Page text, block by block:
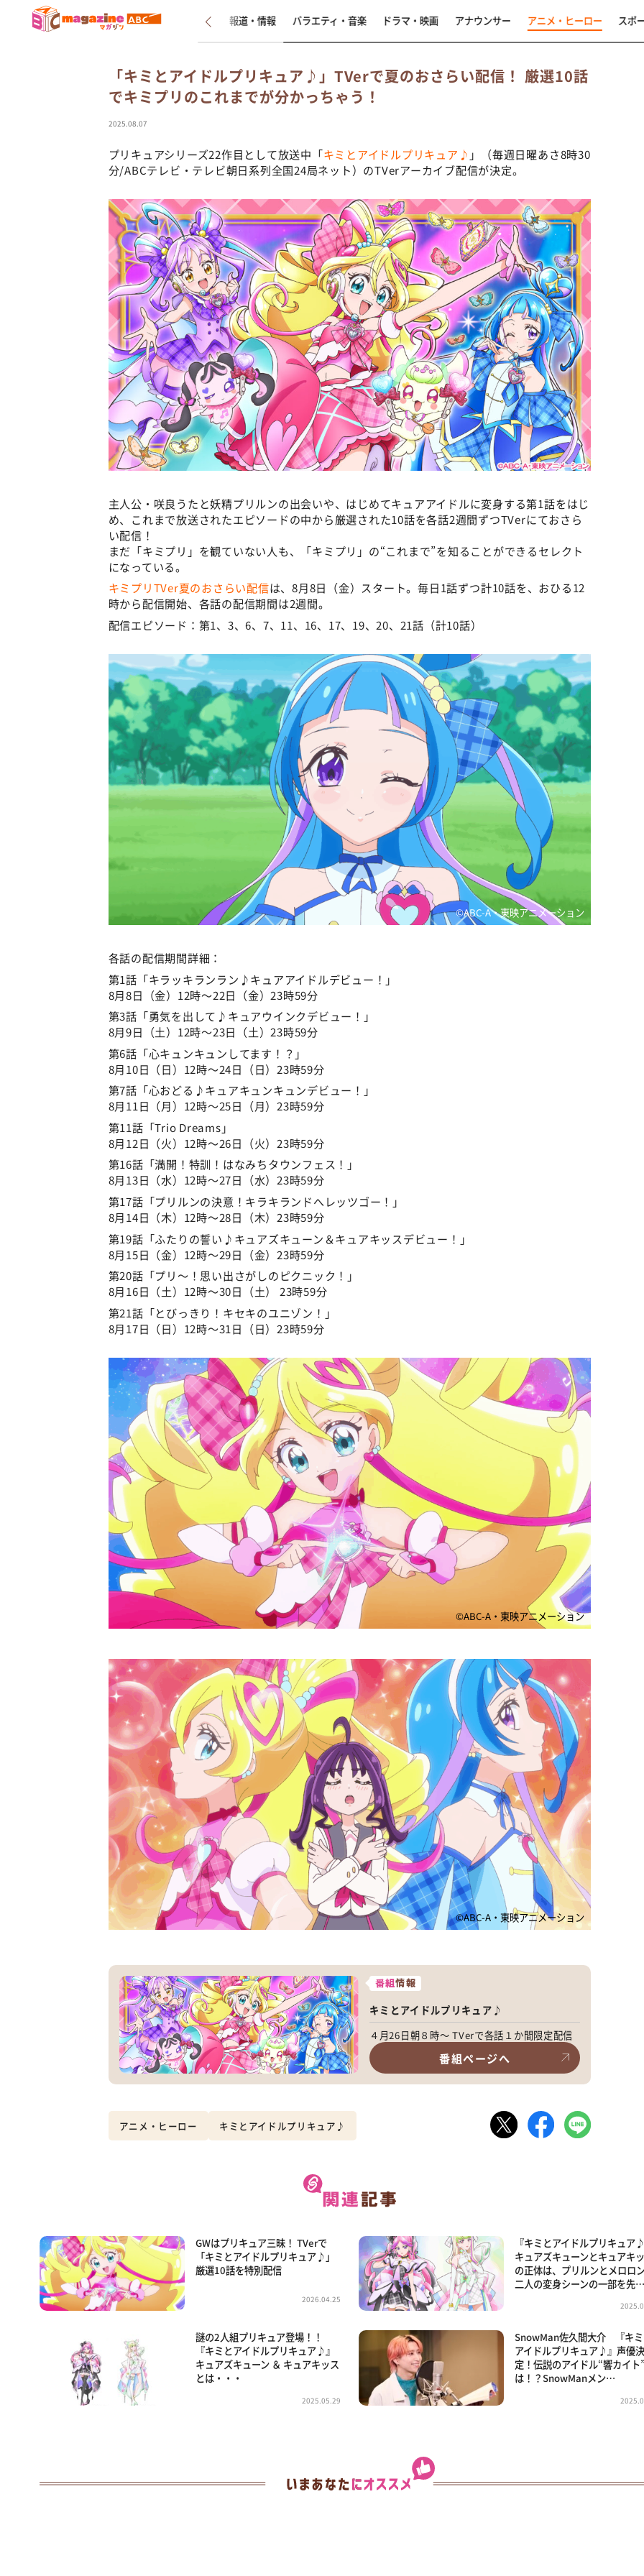
新着 インタビュー 報道・情報 バラエティ・音楽 ドラマ・映画 アナウンサー アニメ・ヒーロー スポ
「キミとアイドルプリキュア♪」TVerで夏のおさらい配信！ 厳選10話
でキミプリのこれまでが分かっちゃう！
2025.08.07
プリキュアシリーズ22作目として放送中「キミとアイドルプリキュア♪ 」（毎週日曜あさ8時30
分/ABCテレビ・テレビ朝日系列全国24局ネット）のTVerアーカイブ配信が決定。
主人公・咲良うたと妖精プリルンの出会いや、はじめてキュアアイドルに変身する第1話をはじ
め、これまで放送されたエピソードの中から厳選された10話を各話2週間ずつTVerにておさら
い配信！
まだ「キミプリ」を観ていない人も、「キミプリ」の“これまで”を知ることができるセレクト
になっている。
キミプリTVer夏のおさらい配信は、8月8日（金）スタート。毎日1話ずつ計10話を、おひる12
時から配信開始、各話の配信期間は2週間。
配信エピソード：第1、3、6、7、11、16、17、19、20、21話（計10話）
©ABC-A・東映アニメーション
各話の配信期間詳細：
第1話「キラッキランラン♪キュアアイドルデビュー！」
8月8日（金）12時～22日（金）23時59分
第3話「勇気を出して♪キュアウインクデビュー！」
8月9日（土）12時～23日（土）23時59分
第6話「心キュンキュンしてます！？」
8月10日（日）12時～24日（日）23時59分
第7話「心おどる♪キュアキュンキュンデビュー！」
8月11日（月）12時～25日（月）23時59分
第11話「Trio Dreams」
8月12日（火）12時～26日（火）23時59分
第16話「満開！特訓！はなみちタウンフェス！」
8月13日（水）12時～27日（水）23時59分
第17話「プリルンの決意！キラキランドへレッツゴー！」
8月14日（木）12時～28日（木）23時59分
第19話「ふたりの誓い♪キュアズキューン＆キュアキッスデビュー！」
8月15日（金）12時～29日（金）23時59分
第20話「プリ～！思い出さがしのピクニック！」
8月16日（土）12時～30日（土） 23時59分
第21話「とびっきり！キセキのユニゾン！」
8月17日（日）12時～31日（日）23時59分
©ABC-A・東映アニメーション
©ABC-A・東映アニメーション
番組情報
キミとアイドルプリキュア♪
４月26日朝８時～ TVerで各話１か間限定配信
番組ページへ
アニメ・ヒーロー キミとアイドルプリキュア♪
GWはプリキュア三昧！ TVerで
「キミとアイドルプリキュア♪」
厳選10話を特別配信
2026.04.25
『キミとアイドルプリキュア♪
キュアズキューンとキュアキ
の正体は、プリルンとメロロ
二人の変身シーンの一部を先…
謎の2人組プリキュア登場！！
『キミとアイドルプリキュア♪』
キュアズキューン ＆ キュアキッス
とは・・・
2025.05.29
SnowMan佐久間大介 『キ
アイドルプリキュア♪』声優決
定！伝説のアイドル“響カイト
は！？SnowManメン…